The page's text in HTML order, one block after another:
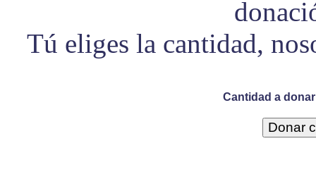
Tú eliges la cantidad,
Cantidad a